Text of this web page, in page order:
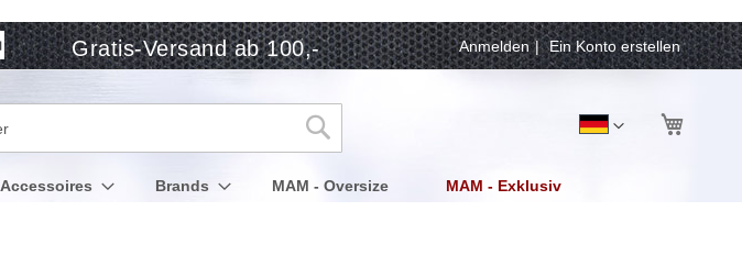
Gratis-Versand ab 100,- Anmelden Ein Konto erstellen
SpracheDeutsch
Suche
Accessoires Brands MAM - Oversize MAM - Exklusiv